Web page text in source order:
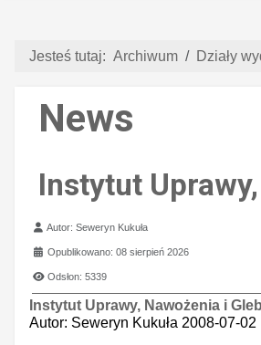
Jesteś tutaj: Archiwum Działy
News
Instytut
Szczegóły
Autor:Seweryn Kukuła
Opublikowano: 08 sierpień 2026
Odsłon: 5339
Instytut Uprawy, Nawożenia i
Autor: Seweryn Kukuła 2008-07-02